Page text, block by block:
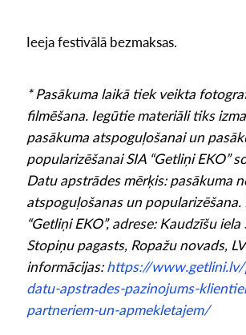
Ieeja festivālā bezmaksas.
* Pasākuma laikā tiek veikta
filmēšana. Iegūtie materiāli tiks
pasākuma atspoguļošanai un
popularizēšanai SIA “Getliņi EKO”
Datu apstrādes mērķis: pasākuma
atspoguļošanas un popularizēšana.
“Getliņi EKO”, adrese: Kaudzīšu
Stopiņu pagasts, Ropažu novads,
informācijas: https://www.getlini.lv/
datu-apstrades-pazinojums-
partneriem-un-apmekletajem/